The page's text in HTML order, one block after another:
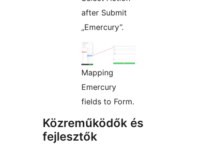
after Submit
„Emercury”.
Mapping
Emercury
fields to Form.
Közreműködők és
fejlesztők